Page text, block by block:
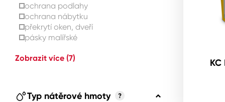
ochrana podlahy
ochrana nábytku
překrytí oken, dveří
pásky malířské
Zobrazit více (7)
Typ nátěrové hmoty ?
KC